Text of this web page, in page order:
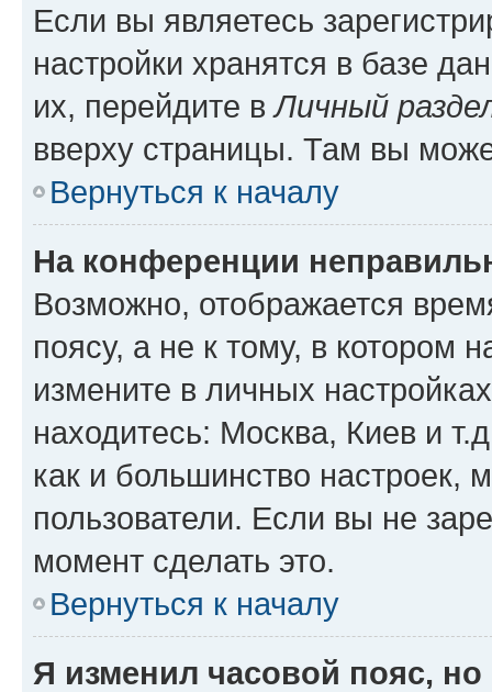
Если вы являетесь
настройки хранятся в базе
их, перейдите вЛичный
вверху страницы. Там вы
Вернуться к началу
На конференции
Возможно, отображается
поясу, а не к тому, в котором
измените в личных
находитесь: Москва, Киев и
как и большинство настроек,
пользователи. Если вы не
момент сделать это.
Вернуться к началу
Я изменил часовой пояс,